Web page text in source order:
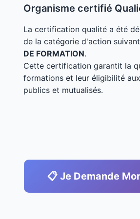
Organisme certifié
La certification qualité a été
de la catégorie d'action
DE FORMATION.
Cette certification garantit la
formations et leur éligibilité
publics et mutualisés.
📋 Je Demande